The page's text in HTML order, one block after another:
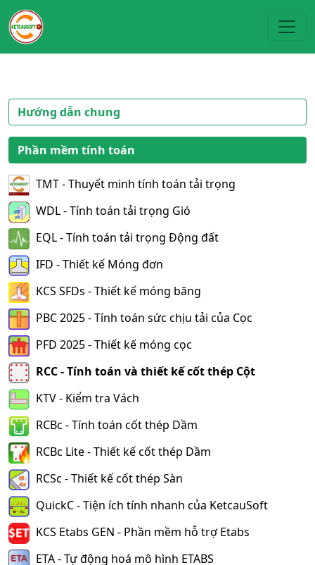
Hướng dẫn chung
Phần mềm tính toán
TMT - Thuyết minh tính toán tải trọng
WDL - Tính toán tải trọng Gió
EQL - Tính toán tải trọng Động đất
IFD - Thiết kế Móng đơn
KCS SFDs - Thiết kế móng băng
PBC 2025 - Tính toán sức chịu tải của Cọc
PFD 2025 - Thiết kế móng cọc
RCC - Tính toán và thiết kế cốt thép Cột
KTV - Kiểm tra Vách
RCBc - Tính toán cốt thép Dầm
RCBc Lite - Thiết kế cốt thép Dầm
RCSc - Thiết kế cốt thép Sàn
QuickC - Tiện ích tính nhanh của KetcauSoft
KCS Etabs GEN - Phần mềm hỗ trợ Etabs
ETA - Tự động hoá mô hình ETABS